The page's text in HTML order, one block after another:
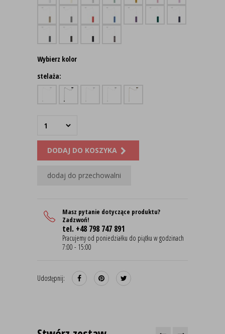
Wybierz kolor
stelaża:
DODAJ DO KOSZYKA
dodaj do przechowalni
Masz pytanie dotyczące produktu?
Zadzwoń!
tel. +48 798 747 891
Pracujemy od poniedziałku do piątku w godzinach
7:00 - 15:00
Udostępnij: